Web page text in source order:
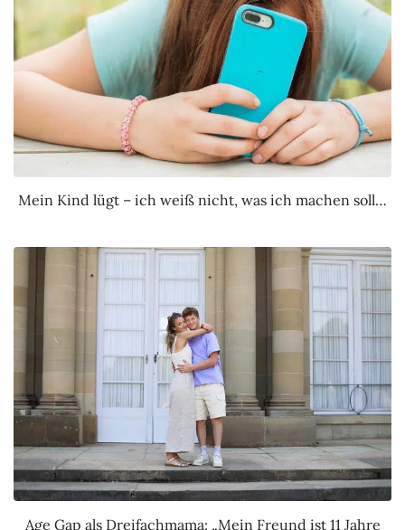
Mein Kind lügt – ich weiß nicht, was ich machen soll…
Age Gap als Dreifachmama: „Mein Freund ist 11 Jahre